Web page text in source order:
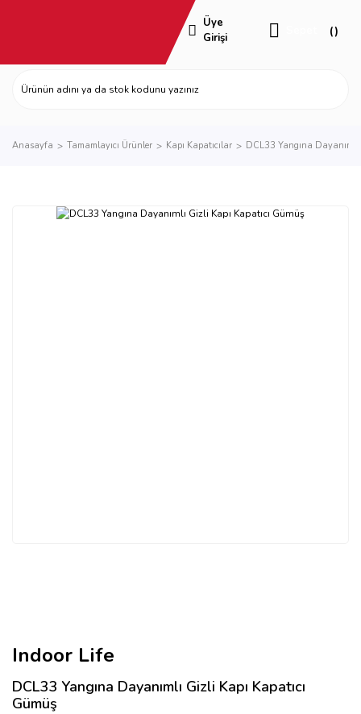
Üye
Girişi
Anasayfa Tamamlayıcı Ürünler Kapı Kapatıcılar DCL33 Yangına
Indoor Life
DCL33 Yangına Dayanımlı Gizli Kapı Kapatıcı
Gümüş